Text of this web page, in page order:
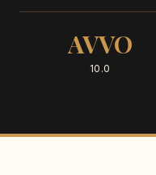
AVVO
10.0